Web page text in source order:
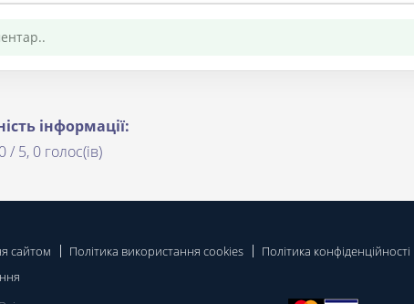
інформації:
0 / 5, 0 голос(ів)
сайтом Політика використання cookies
Політика конфіденційності